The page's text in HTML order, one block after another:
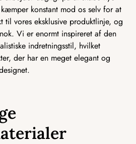
konstant mod os selv for at
til vores eksklusive produktlinje, og
Vi er enormt inspireret af den
indretningsstil, hvilket
der har en meget elegant og